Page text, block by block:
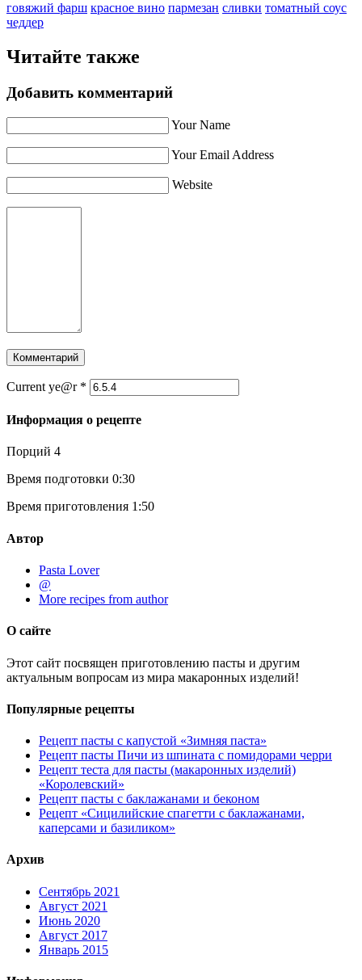
говяжий фарш красное вино пармезан сливки томатный соус
чеддер
Читайте также
Добавить комментарий
Your Name
Your Email Address
Website
Current ye@r *
Информация о рецепте
Порций 4
Время подготовки 0:30
Время приготовления 1:50
Автор
Pasta Lover
@
More recipes from author
О сайте
Этот сайт посвящен приготовлению пасты и другим
актуальным вопросам из мира макаронных изделий!
Популярные рецепты
Рецепт пасты с капустой «Зимняя паста»
Рецепт пасты Пичи из шпината с помидорами черри
Рецепт теста для пасты (макаронных изделий)
«Королевский»
Рецепт пасты с баклажанами и беконом
Рецепт «Сицилийские спагетти с баклажанами,
каперсами и базиликом»
Архив
Сентябрь 2021
Август 2021
Июнь 2020
Август 2017
Январь 2015